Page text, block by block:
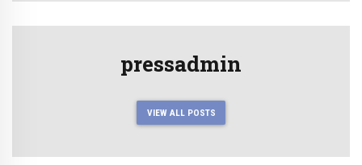
pressadmin
VIEW ALL POSTS